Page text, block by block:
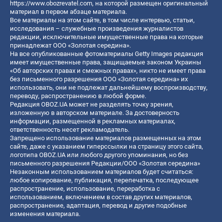
https://www.obozrevatel.com, на которой размещен оригинальный
материал в первом абзаце материала.
Все материалы на этом сайте, в том числе интервью, статьи,
исследования – служебные произведения журналистов
редакции, исключительные имущественные права на которые
принадлежат ООО «Золотая середина».
На все опубликованные фотоматериалы Getty Images редакция
имеет имущественные права, защищаемые законом Украины
«Об авторских правах и смежных правах», никто не имеет права
без письменного разрешения ООО «Золотая середина» их
использовать, они не подлежат дальнейшему воспроизводству,
переводу, распространению в любой форме.
Редакция OBOZ.UA может не разделять точку зрения,
изложенную в авторском материале. За достоверность
информации, размещенной в рекламных материалах,
ответственность несет рекламодатель.
Запрещено использование материалов размещенных на этом
сайте, даже с указанием гиперссылки на страницу этого сайта,
логотипа OBOZ.UA или любого другого упоминания, но без
письменного разрешения Редакции/ООО «Золотая середина»
Незаконным использованием материалов будет считаться:
любое копирование, публикация, перепечатка, последующее
распространение, использование, переработка с
использованием, включением в состав других материалов,
распространение, адаптация, перевод и другие подобные
изменения материала.